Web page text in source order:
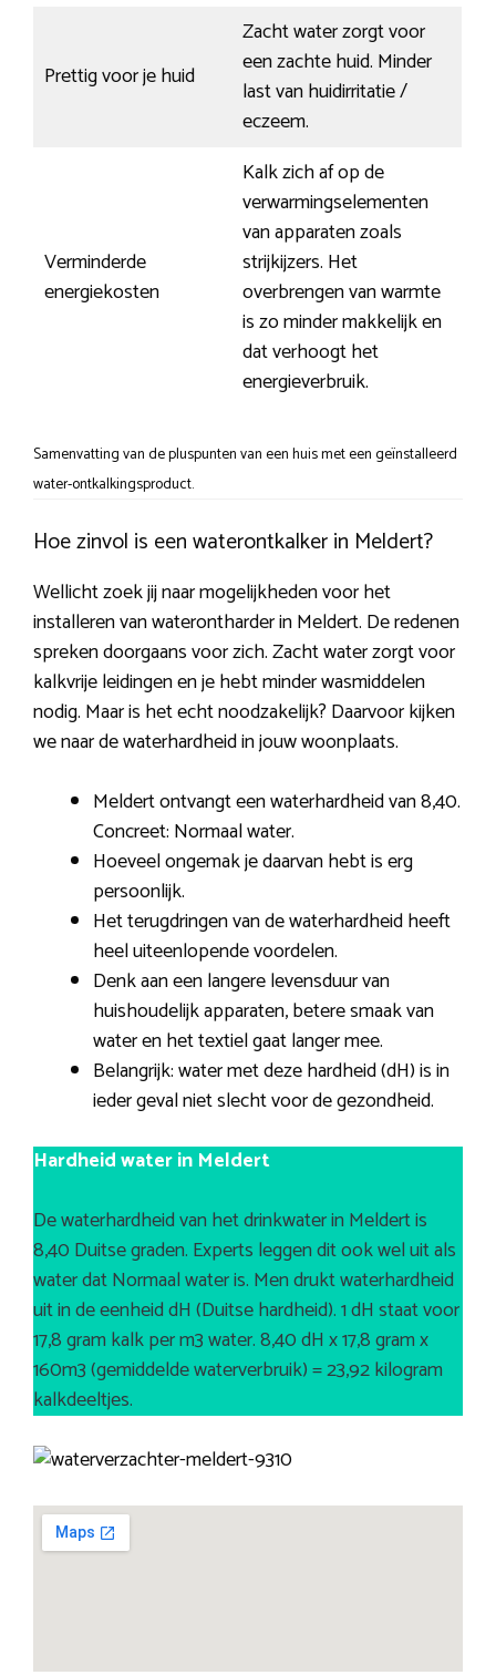
Prettig voor je huid
Zacht water zorgt voor
een zachte huid. Minder
last van huidirritatie /
eczeem.
Verminderde
energiekosten
Kalk zich af op de
verwarmingselementen
van apparaten zoals
strijkijzers. Het
overbrengen van warmte
is zo minder makkelijk en
dat verhoogt het
energieverbruik.
Samenvatting van de pluspunten van een huis met een geïnstalleerd
water-ontkalkingsproduct.
Hoe zinvol is een waterontkalker in Meldert?
Wellicht zoek jij naar mogelijkheden voor het
installeren van waterontharder in Meldert. De redenen
spreken doorgaans voor zich. Zacht water zorgt voor
kalkvrije leidingen en je hebt minder wasmiddelen
nodig. Maar is het echt noodzakelijk? Daarvoor kijken
we naar de waterhardheid in jouw woonplaats.
Meldert ontvangt een waterhardheid van 8,40.
Concreet: Normaal water.
Hoeveel ongemak je daarvan hebt is erg
persoonlijk.
Het terugdringen van de waterhardheid heeft
heel uiteenlopende voordelen.
Denk aan een langere levensduur van
huishoudelijk apparaten, betere smaak van
water en het textiel gaat langer mee.
Belangrijk: water met deze hardheid (dH) is in
ieder geval niet slecht voor de gezondheid.
Hardheid water in Meldert
De waterhardheid van het drinkwater in Meldert is
8,40 Duitse graden. Experts leggen dit ook wel uit als
water dat Normaal water is. Men drukt waterhardheid
uit in de eenheid dH (Duitse hardheid). 1 dH staat voor
17,8 gram kalk per m3 water. 8,40 dH x 17,8 gram x
160m3 (gemiddelde waterverbruik) = 23,92 kilogram
kalkdeeltjes.